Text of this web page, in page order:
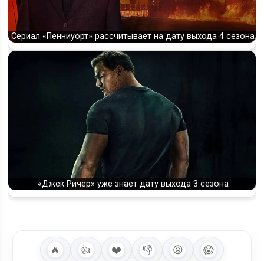
Сериал «Пенниуорт» рассчитывает на дату выхода 4 сезона
«Джек Ричер» уже знает дату выхода 3 сезона
🔥 👍 ❤️ 👎 😡 😱